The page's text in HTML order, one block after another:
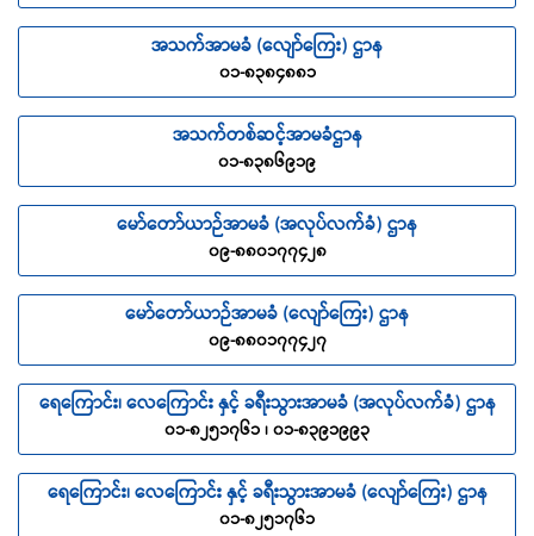
အသက်အာမခံ (လျော်ကြေး) ဌာန
၀၁-၈၃၈၄၈၈၁
အသက်တစ်ဆင့်အာမခံဌာန
၀၁-၈၃၈၆၉၁၉
မော်တော်ယာဉ်အာမခံ (အလုပ်လက်ခံ) ဌာန
၀၉-၈၈၀၁၇၇၄၂၈
မော်တော်ယာဉ်အာမခံ (လျော်ကြေး) ဌာန
၀၉-၈၈၀၁၇၇၄၂၇
ရေကြောင်း၊ လေကြောင်း နှင့် ခရီးသွားအာမခံ (အလုပ်လက်ခံ) ဌာန
၀၁-၈၂၅၁၇၆၁ ၊ ၀၁-၈၃၉၁၉၉၃
ရေကြောင်း၊ လေကြောင်း နှင့် ခရီးသွားအာမခံ (လျော်ကြေး) ဌာန
၀၁-၈၂၅၁၇၆၁